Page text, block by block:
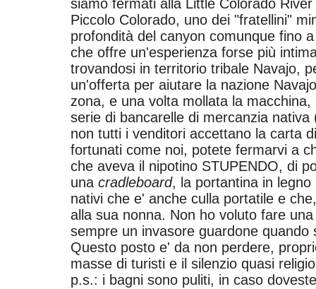
siamo fermati alla Little Colorado
Piccolo Colorado, uno dei "fratellini"
profondità del canyon comunque fino
che offre un'esperienza forse più
trovandosi in territorio tribale Navajo,
un'offerta per aiutare la nazione
zona, e una volta mollata la
serie di bancarelle di mercanzia
non tutti i venditori accettano la carta
fortunati come noi, potete fermarvi a
che aveva il nipotino STUPENDO, di
una cradleboard, la portantina in
nativi che e' anche culla portatile e
alla sua nonna. Non ho voluto fare
sempre un invasore guardone
Questo posto e' da non perdere,
masse di turisti e il silenzio quasi
p.s.: i bagni sono puliti, in caso